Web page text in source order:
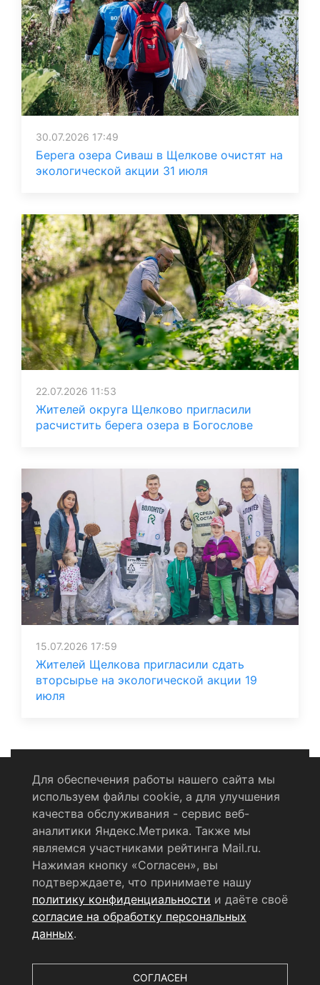
30.07.2026 17:49
Берега озера Сиваш в Щелкове очистят на
экологической акции 31 июля
22.07.2026 11:53
Жителей округа Щелково пригласили
расчистить берега озера в Богослове
15.07.2026 17:59
Жителей Щелкова пригласили сдать
вторсырье на экологической акции 19
июля
Политика конфиденциальности
Согласие на обработку персональных данных
RSS-лента
© 2004 - 2026 Сетевое издание Щёлковское ТВ.
Свидетельство о регистрации СМИ
ЭЛ № ФС 77 - 79754 от 07.12.2020 г.
технологий и массовых коммуникаций (РОСКОМНАДЗОР).
Для обеспечения работы нашего сайта мы
используем файлы cookie, а для улучшения
качества обслуживания - сервис веб-
аналитики Яндекс.Метрика. Также мы
являемся участниками рейтинга Mail.ru.
Нажимая кнопку «Согласен», вы
подтверждаете, что принимаете нашу
политику конфиденциальности и даёте своё
согласие на обработку персональных
данных.
СОГЛАСЕН